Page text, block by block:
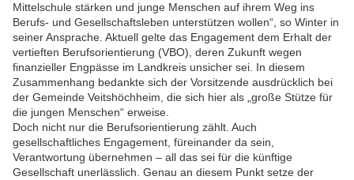
Mittelschule stärken und junge Menschen auf ihrem Weg ins
Berufs- und Gesellschaftsleben unterstützen wollen“, so Winter in
seiner Ansprache. Aktuell gelte das Engagement dem Erhalt der
vertieften Berufsorientierung (VBO), deren Zukunft wegen
finanzieller Engpässe im Landkreis unsicher sei. In diesem
Zusammenhang bedankte sich der Vorsitzende ausdrücklich bei
der Gemeinde Veitshöchheim, die sich hier als „große Stütze für
die jungen Menschen“ erweise.
Doch nicht nur die Berufsorientierung zählt. Auch
gesellschaftliches Engagement, füreinander da sein,
Verantwortung übernehmen – all das sei für die künftige
Gesellschaft unerlässlich. Genau an diesem Punkt setze der